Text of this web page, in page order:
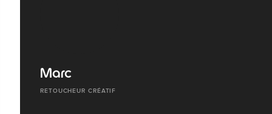
Marc
RETOUCHEUR CRÉATIF